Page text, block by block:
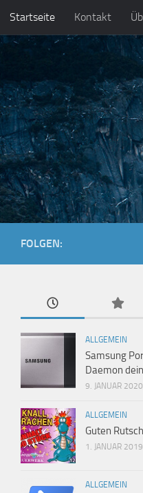
Zum Inhalt springen
Startseite Kontakt
FOLGEN:
ALLGEMEIN
Samsung
Daemon
9. JANUAR 2020
ALLGEMEIN
Guten
1. JANUAR 2019
ALLGEMEIN